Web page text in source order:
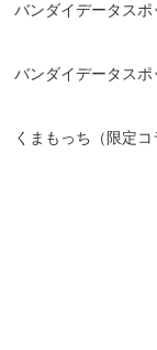
バンダイデータスポ
バンダイデータスポ
くまもっち（限定コ